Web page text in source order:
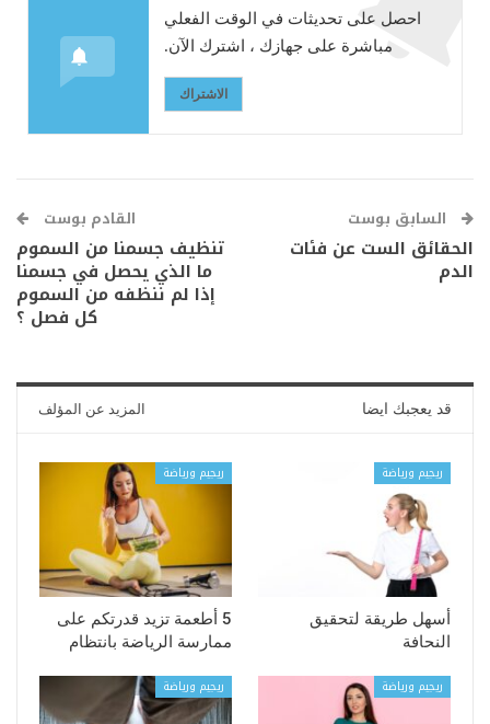
احصل على تحديثات في الوقت الفعلي
مباشرة على جهازك ، اشترك الآن.
الاشتراك
السابق بوست
الحقائق الست عن فئات
الدم
القادم بوست
تنظيف جسمنا من السموم
ما الذي يحصل في جسمنا
إذا لم ننظفه من السموم
كل فصل ؟
قد يعجبك ايضا المزيد عن المؤلف
ريجيم ورياضة
أسهل طريقة لتحقيق
النحافة
ريجيم ورياضة
5 أطعمة تزيد قدرتكم على
ممارسة الرياضة بانتظام
ريجيم ورياضة ريجيم ورياضة